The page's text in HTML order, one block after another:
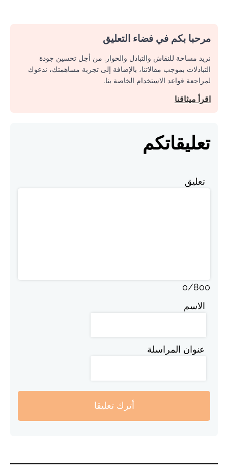
مرحبا بكم في فضاء التعليق
نريد مساحة للنقاش والتبادل والحوار. من أجل تحسين جودة
التبادلات بموجب مقالاتنا، بالإضافة إلى تجربة مساهمتك، ندعوك
لمراجعة قواعد الاستخدام الخاصة بنا.
اقرأ ميثاقنا
تعليقاتكم
تعليق
0/800
الاسم
عنوان المراسلة
أترك تعليقا